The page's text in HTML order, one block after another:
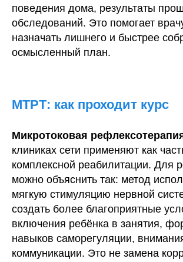
поведения дома, результаты
обследований. Это помогает
назначать лишнего и быстрее
осмысленный план.
МТРТ: как проходит курс
Микротоковая
клиниках сети применяют как
комплексной реабилитации. Для
можно объяснить так: метод
мягкую стимуляцию нервной
создать более благоприятные
включения ребёнка в занятия,
навыков саморегуляции,
коммуникации. Это не замена